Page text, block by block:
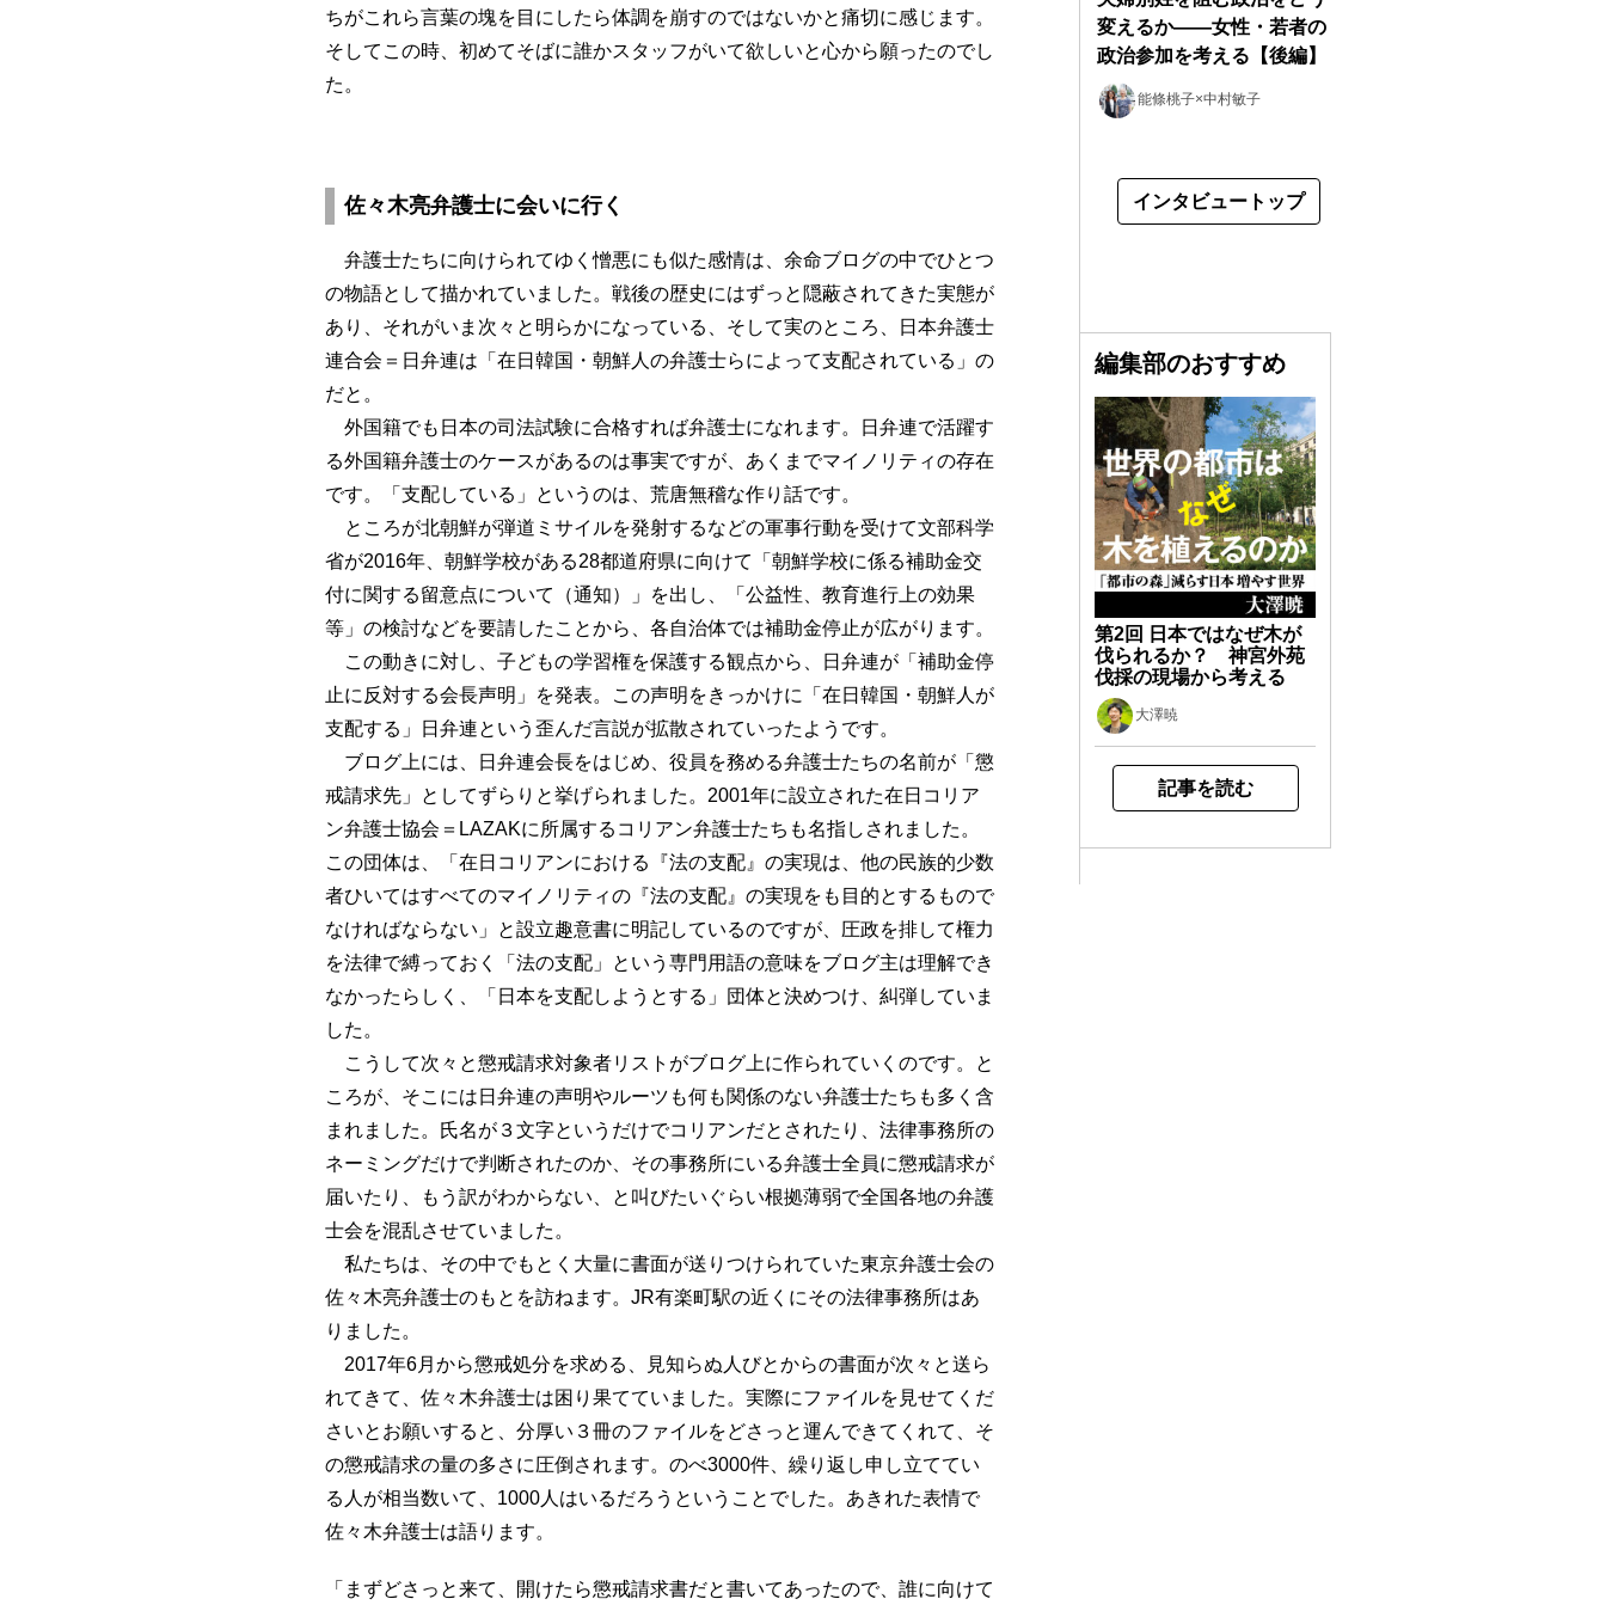
ちがこれら言葉の塊を目にしたら体調を崩すのではないかと痛切に感じます。
そしてこの時、初めてそばに誰かスタッフがいて欲しいと心から願ったのでし
た。
佐々木亮弁護士に会いに行く
弁護士たちに向けられてゆく憎悪にも似た感情は、余命ブログの中でひとつ
の物語として描かれていました。戦後の歴史にはずっと隠蔽されてきた実態が
あり、それがいま次々と明らかになっている、そして実のところ、日本弁護士
連合会＝日弁連は「在日韓国・朝鮮人の弁護士らによって支配されている」の
だと。
外国籍でも日本の司法試験に合格すれば弁護士になれます。日弁連で活躍す
る外国籍弁護士のケースがあるのは事実ですが、あくまでマイノリティの存在
です。「支配している」というのは、荒唐無稽な作り話です。
ところが北朝鮮が弾道ミサイルを発射するなどの軍事行動を受けて文部科学
省が2016年、朝鮮学校がある28都道府県に向けて「朝鮮学校に係る補助金交
付に関する留意点について（通知）」を出し、「公益性、教育進行上の効果
等」の検討などを要請したことから、各自治体では補助金停止が広がります。
この動きに対し、子どもの学習権を保護する観点から、日弁連が「補助金停
止に反対する会長声明」を発表。この声明をきっかけに「在日韓国・朝鮮人が
支配する」日弁連という歪んだ言説が拡散されていったようです。
ブログ上には、日弁連会長をはじめ、役員を務める弁護士たちの名前が「懲
戒請求先」としてずらりと挙げられました。2001年に設立された在日コリア
ン弁護士協会＝LAZAKに所属するコリアン弁護士たちも名指しされました。
この団体は、「在日コリアンにおける『法の支配』の実現は、他の民族的少数
者ひいてはすべてのマイノリティの『法の支配』の実現をも目的とするもので
なければならない」と設立趣意書に明記しているのですが、圧政を排して権力
を法律で縛っておく「法の支配」という専門用語の意味をブログ主は理解でき
なかったらしく、「日本を支配しようとする」団体と決めつけ、糾弾していま
した。
こうして次々と懲戒請求対象者リストがブログ上に作られていくのです。と
ころが、そこには日弁連の声明やルーツも何も関係のない弁護士たちも多く含
まれました。氏名が３文字というだけでコリアンだとされたり、法律事務所の
ネーミングだけで判断されたのか、その事務所にいる弁護士全員に懲戒請求が
届いたり、もう訳がわからない、と叫びたいぐらい根拠薄弱で全国各地の弁護
士会を混乱させていました。
私たちは、その中でもとく大量に書面が送りつけられていた東京弁護士会の
佐々木亮弁護士のもとを訪ねます。JR有楽町駅の近くにその法律事務所はあ
りました。
2017年6月から懲戒処分を求める、見知らぬ人びとからの書面が次々と送ら
れてきて、佐々木弁護士は困り果てていました。実際にファイルを見せてくだ
さいとお願いすると、分厚い３冊のファイルをどさっと運んできてくれて、そ
の懲戒請求の量の多さに圧倒されます。のべ3000件、繰り返し申し立ててい
る人が相当数いて、1000人はいるだろうということでした。あきれた表情で
佐々木弁護士は語ります。
「まずどさっと来て、開けたら懲戒請求書だと書いてあったので、誰に向けて
変えるか――女性・若者の
政治参加を考える【後編】
能條桃子×中村敏子
インタビュートップ
編集部のおすすめ
第2回 日本ではなぜ木が
伐られるか？ 神宮外苑
伐採の現場から考える
大澤暁
記事を読む